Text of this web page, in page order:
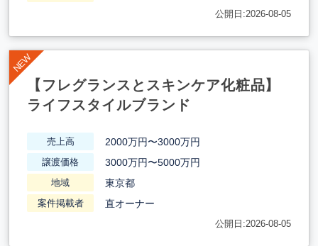
公開日:2026-08-05
【フレグランスとスキンケア化粧品】
ライフスタイルブランド
売上高 2000万円〜3000万円
譲渡価格 3000万円〜5000万円
地域 東京都
案件掲載者 直オーナー
公開日:2026-08-05